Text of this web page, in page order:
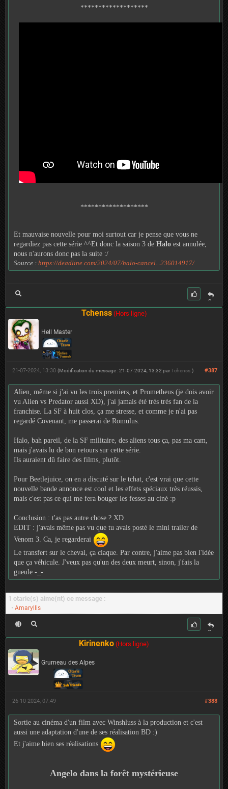
*******************
*******************
Et mauvaise nouvelle pour moi surtout car je pense que vous ne
regardiez pas cette série ^^Et donc la saison 3 de Halo est annulée,
nous n'aurons donc pas la suite :/
Source : https://deadline.com/2024/07/halo-cancel...236014917/
C
Tchenss (Hors ligne)
Hell Master
#387
21-07-2024, 13:30 (Modification du message : 21-07-2024, 13:32 parTchenss.)
Alien, même si j'ai vu les trois premiers, et Prometheus (je dois avoir
vu Alien vs Predator aussi XD), j'ai jamais été très très fan de la
franchise. La SF à huit clos, ça me stresse, et comme je n'ai pas
regardé Covenant, me passerai de Romulus.
Halo, bah pareil, de la SF militaire, des aliens tous ça, pas ma cam,
mais j'avais lu de bon retours sur cette série.
Ils auraient dû faire des films, plutôt.
Pour Beetlejuice, on en a discuté sur le tchat, c'est vrai que cette
nouvelle bande annonce est cool et les effets spéciaux très réussis,
mais c'est pas ce qui me fera bouger les fesses au ciné :p
Conclusion : t'as pas autre chose ? XD
EDIT : j'avais même pas vu que tu avais posté le mini trailer de
Venom 3. Ca, je regarderai
Le transfert sur le cheval, ça claque. Par contre, j'aime pas bien l'idée
que ça véhicule. J'veux pas qu'un des deux meurt, sinon, j'fais la
gueule -_-
1 otarie(s) aime(nt) ce message :
• Amaryllis
C
Kirinenko (Hors ligne)
Grumeau des Alpes
#388
26-10-2024, 07:49
Sortie au cinéma d'un film avec Winshluss à la production et c'est
aussi une adaptation d'une de ses réalisation BD :)
Et j'aime bien ses réalisations
Angelo dans la forêt mystérieuse